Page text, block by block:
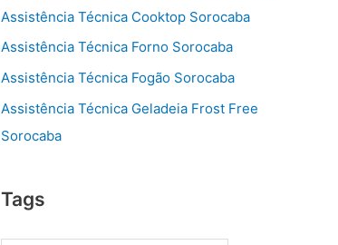
Assistência Técnica Cooktop Sorocaba
Assistência Técnica Forno Sorocaba
Assistência Técnica Fogão Sorocaba
Assistência Técnica Geladeia Frost Free
Sorocaba
Tags